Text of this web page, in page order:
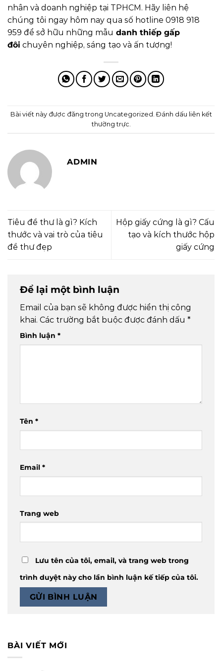
nhân và doanh nghiệp tại TPHCM. Hãy liên hệ
chúng tôi ngay hôm nay qua số hotline 0918 918
959 để sở hữu những mẫu danh thiếp gấp
đôi chuyên nghiệp, sáng tạo và ấn tượng!
Bài viết này được đăng trong Uncategorized . Đánh dấu liên kết
thường trực
ADMIN
Tiêu đề thư là gì? Kích
thước và vai trò của tiêu
đề thư đẹp
Hộp giấy cứng là gì? Cấu
tạo và kích thước hộp
giấy cứng
Để lại một bình luận
Email của bạn sẽ không được hiển thị công
khai. Các trường bắt buộc được đánh dấu *
Bình luận *
Tên *
Email *
Trang web
Lưu tên của tôi, email, và trang web trong
trình duyệt này cho lần bình luận kế tiếp của tôi.
BÀI VIẾT MỚI